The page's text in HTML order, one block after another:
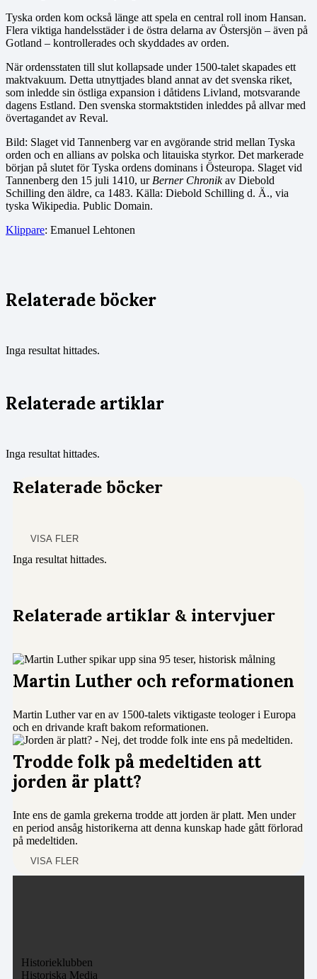
Tyska orden kom också länge att spela en central roll inom Hansan.
Flera viktiga handelsstäder i de östra delarna av Östersjön – även på
Gotland – kontrollerades och skyddades av orden.
När ordensstaten till slut kollapsade under 1500-talet skapades ett
maktvakuum. Detta utnyttjades bland annat av det svenska riket,
som inledde sin östliga expansion i dåtidens Livland, motsvarande
dagens Estland. Den svenska stormaktstiden inleddes på allvar med
övertagandet av Reval.
Bild: Slaget vid Tannenberg var en avgörande strid mellan Tyska
orden och en allians av polska och litauiska styrkor. Det markerade
början på slutet för Tyska ordens dominans i Östeuropa. Slaget vid
Tannenberg den 15 juli 1410, ur Berner Chronikav Diebold
Schilling den äldre, ca 1483. Källa: Diebold Schilling d. Ä., via
tyska Wikipedia. Public Domain.
Klippare: Emanuel Lehtonen
Relaterade böcker
Inga resultat hittades.
Relaterade artiklar
Inga resultat hittades.
Relaterade böcker
VISA FLER
Inga resultat hittades.
Relaterade artiklar & intervjuer
Martin Luther och reformationen
Martin Luther var en av 1500-talets viktigaste teologer i Europa
och en drivande kraft bakom reformationen.
Trodde folk på medeltiden att
jorden är platt?
Inte ens de gamla grekerna trodde att jorden är platt. Men under
en period ansåg historikerna att denna kunskap hade gått förlorad
på medeltiden.
VISA FLER
Historieklubben
Historiska Media